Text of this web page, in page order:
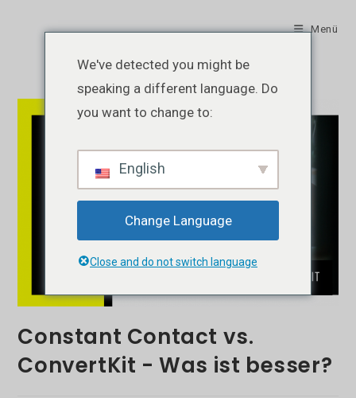
Menü
Constant Contact vs.
ConvertKit - Was ist besser?
We've detected you might be
speaking a different language. Do
you want to change to:
English
Change Language
Close and do not switch language